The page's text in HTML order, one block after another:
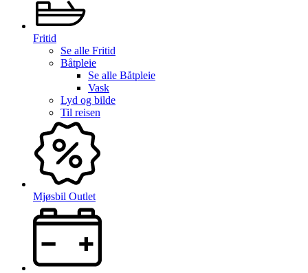
Fritid
Se alle Fritid
Båtpleie
Se alle Båtpleie
Vask
Lyd og bilde
Til reisen
Mjøsbil Outlet